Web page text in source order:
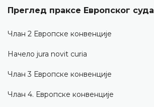
Преглед праксе Европског суда
Члан 2 Европске конвенције
Начело jura novit curia
Члан 3 Европске конвенције
Члан 4. Европске конвенције